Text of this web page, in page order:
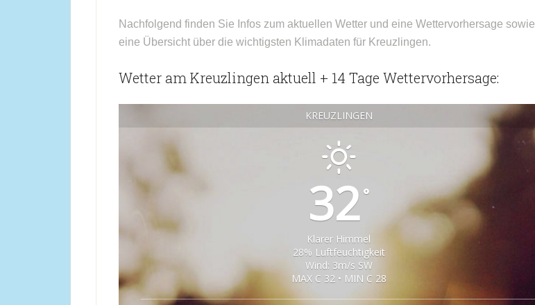
Nachfolgend finden Sie Infos zum aktuellen Wetter und eine Wettervorhersage sowie
eine Übersicht über die wichtigsten Klimadaten für Kreuzlingen.
Wetter am Kreuzlingen aktuell + 14 Tage Wettervorhersage:
KREUZLINGEN
32°
Klarer Himmel
28% Luftfeuchtigkeit
Wind: 3m/s SW
MAX C 32 • MIN C 28